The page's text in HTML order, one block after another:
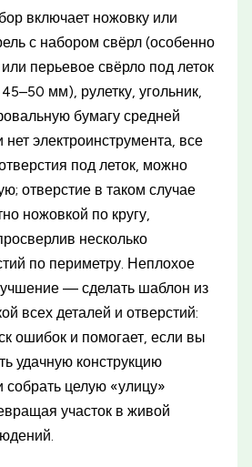
включает ножовку или
с набором свёрл (особенно
перьевое свёрло под леток
мм), рулетку, угольник,
бумагу средней
нет электроинструмента, все
под леток, можно
отверстие в таком случае
ножовкой по кругу,
несколько
по периметру. Неплохое
— сделать шаблон из
всех деталей и отверстий:
ошибок и помогает, если вы
удачную конструкцию
собрать целую «улицу»
участок в живой